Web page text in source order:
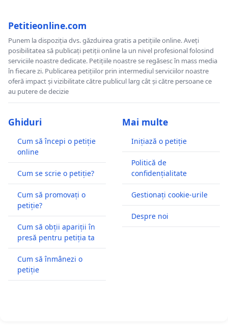
Petitieonline.com
Punem la dispoziția dvs. găzduirea gratis a petițiile online. Aveți
posibilitatea să publicați petiții online la un nivel profesional folosind
serviciile noastre dedicate. Petițiile noastre se regăsesc în mass media
în fiecare zi. Publicarea petițiilor prin intermediul serviciilor noastre
oferă impact și vizibilitate către publicul larg cât și către persoane ce
au putere de decizie
Ghiduri
Cum să începi o petiție
online
Cum se scrie o petiție?
Cum să promovați o
petiție?
Cum să obții apariții în
presă pentru petiția ta
Cum să înmânezi o
petiție
Mai multe
Inițiază o petiție
Politică de
confidențialitate
Gestionați cookie-urile
Despre noi